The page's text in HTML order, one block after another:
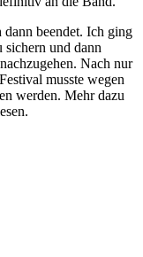
beendet. Ich ging
sichern und dann
Nach nur
musste wegen
werden. Mehr dazu